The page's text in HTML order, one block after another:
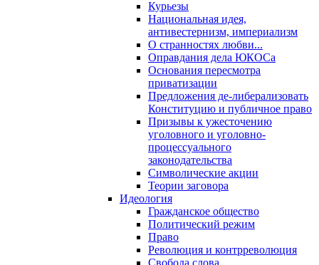
Курьезы
Национальная идея,
антивестернизм, империализм
О странностях любви...
Оправдания дела ЮКОСа
Основания пересмотра
приватизации
Предложения де-либерализовать
Конституцию и публичное право
Призывы к ужесточению
уголовного и уголовно-
процессуального
законодательства
Символические акции
Теории заговора
Идеология
Гражданское общество
Политический режим
Право
Революция и контрреволюция
Свобода слова